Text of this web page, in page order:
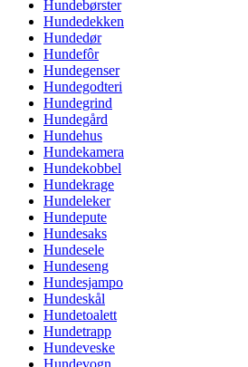
Hundebørster
Hundedekken
Hundedør
Hundefôr
Hundegenser
Hundegodteri
Hundegrind
Hundegård
Hundehus
Hundekamera
Hundekobbel
Hundekrage
Hundeleker
Hundepute
Hundesaks
Hundesele
Hundeseng
Hundesjampo
Hundeskål
Hundetoalett
Hundetrapp
Hundeveske
Hundevogn